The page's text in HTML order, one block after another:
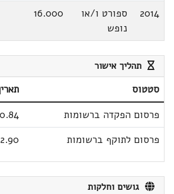
2014
ספורט ו/או
נופש
16.000
תהליך אישור
סטטוס
פרסום הפקדה ברשומות
פרסום לתוקף ברשומות
גושים וחלקות